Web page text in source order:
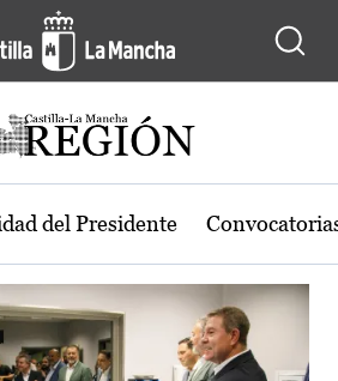
la región de Castilla-
del Presidente